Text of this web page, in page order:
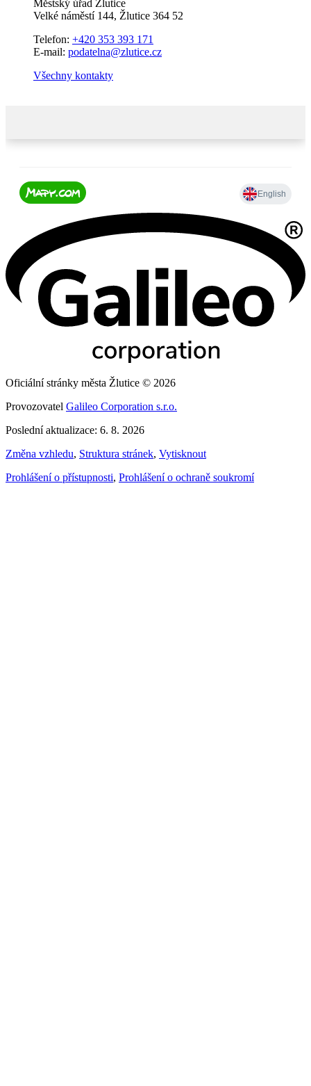
Městský úřad Žlutice
Velké náměstí 144, Žlutice 364 52
Telefon: +420 353 393 171
E-mail: podatelna@zlutice.cz
Všechny kontakty
Oficiální stránky města Žlutice © 2026
Provozovatel Galileo Corporation s.r.o.
Poslední aktualizace: 6. 8. 2026
Změna vzhledu, Struktura stránek, Vytisknout
Prohlášení o přístupnosti, Prohlášení o ochraně soukromí